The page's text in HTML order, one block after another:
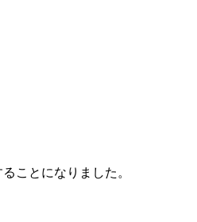
ことになりました。